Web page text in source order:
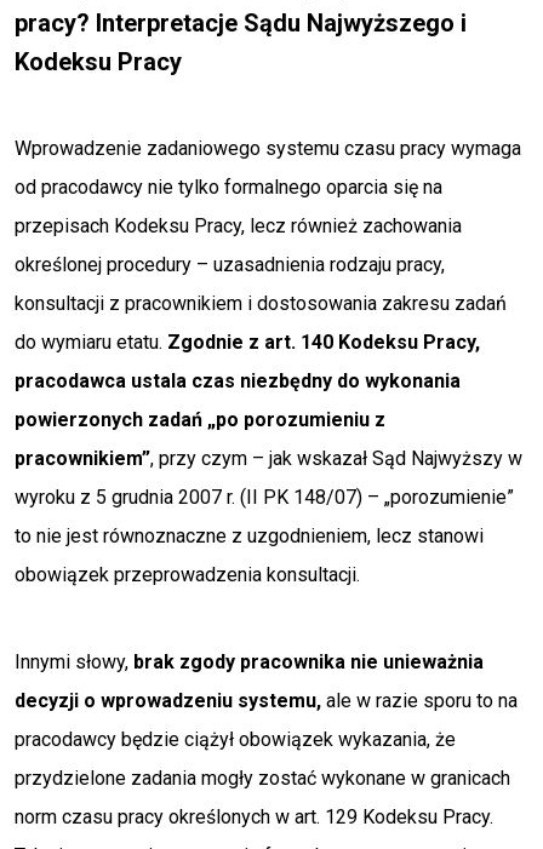
pracy? Interpretacje Sądu Najwyższego i
Kodeksu Pracy
Wprowadzenie zadaniowego systemu czasu pracy wymaga
od pracodawcy nie tylko formalnego oparcia się na
przepisach Kodeksu Pracy, lecz również zachowania
określonej procedury – uzasadnienia rodzaju pracy,
konsultacji z pracownikiem i dostosowania zakresu zadań
do wymiaru etatu. Zgodnie z art. 140 Kodeksu Pracy,
pracodawca ustala czas niezbędny do wykonania
powierzonych zadań „po porozumieniu z
pracownikiem”, przy czym – jak wskazał Sąd Najwyższy w
wyroku z 5 grudnia 2007 r. (II PK 148/07) – „porozumienie”
to nie jest równoznaczne z uzgodnieniem, lecz stanowi
obowiązek przeprowadzenia konsultacji.
Innymi słowy, brak zgody pracownika nie unieważnia
decyzji o wprowadzeniu systemu, ale w razie sporu to na
pracodawcy będzie ciążył obowiązek wykazania, że
przydzielone zadania mogły zostać wykonane w granicach
norm czasu pracy określonych w art. 129 Kodeksu Pracy.